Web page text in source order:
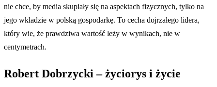
nie chce, by media skupiały się na aspektach fizycznych, tylko na
jego wkładzie w polską gospodarkę. To cecha dojrzałego lidera,
który wie, że prawdziwa wartość leży w wynikach, nie w
centymetrach.
Robert Dobrzycki – życiorys i życie